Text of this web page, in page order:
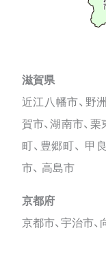
滋賀県
近江八幡市、野
賀市、湖南市、栗
町、豊郷町、 甲
市、 高島市
京都府
京都市、宇治市